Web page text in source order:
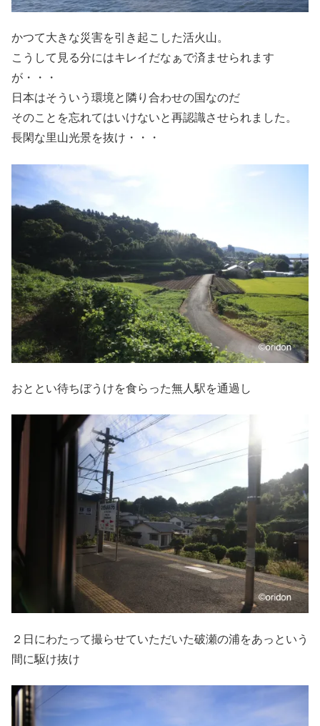
かつて大きな災害を引き起こした活火山。
こうして見る分にはキレイだなぁで済ませられます
が・・・
日本はそういう環境と隣り合わせの国なのだ
そのことを忘れてはいけないと再認識させられました。
長閑な里山光景を抜け・・・
おととい待ちぼうけを食らった無人駅を通過し
２日にわたって撮らせていただいた破瀬の浦をあっという
間に駆け抜け